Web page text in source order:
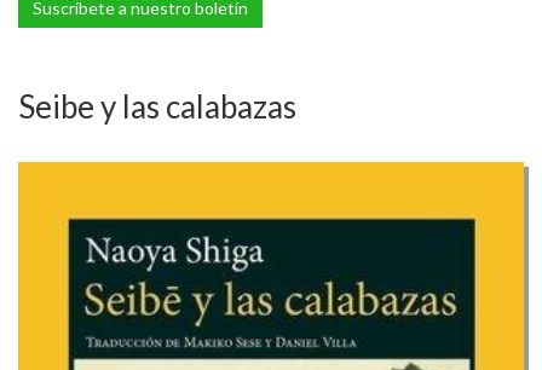
Suscríbete a nuestro boletín
Seibe y las calabazas